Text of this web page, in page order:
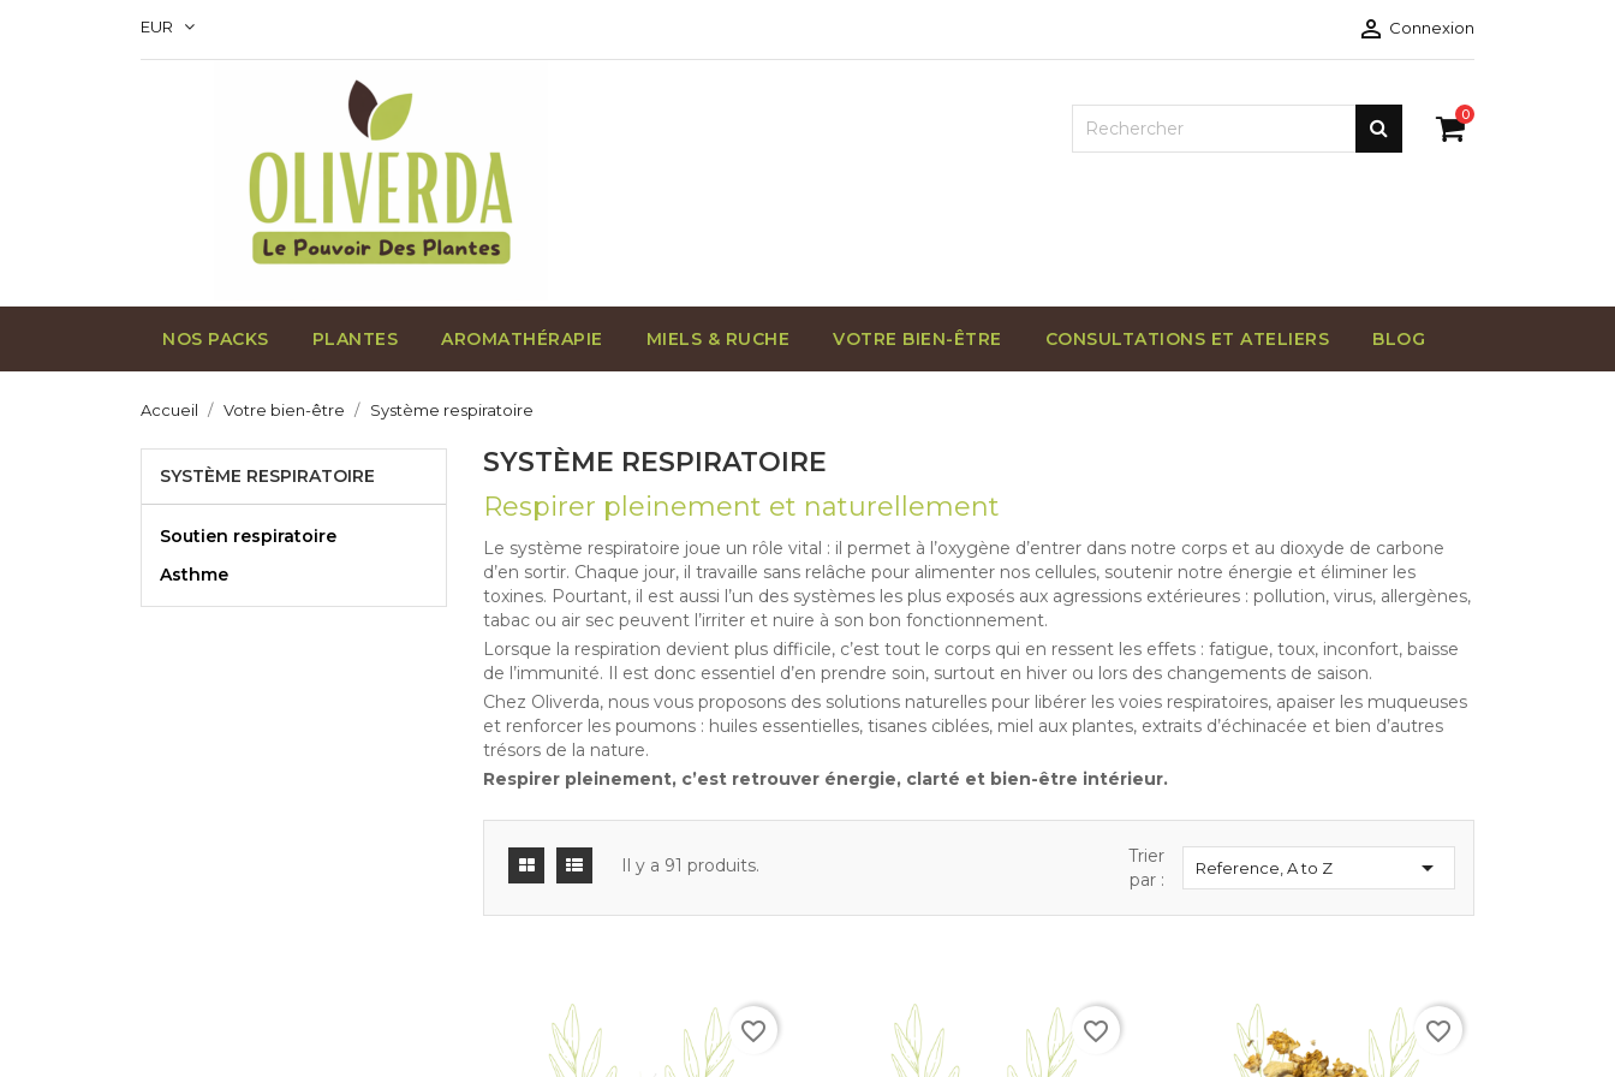
EUR  Connexion
0
NOS PACKS PLANTES AROMATHÉRAPIE MIELS & RUCHE VOTRE BIEN-ÊTRE CONSULTATIONS ET ATELIERS BLOG
Accueil Votre bien-être Système respiratoire
SYSTÈME RESPIRATOIRE
Soutien respiratoire
Asthme
SYSTÈME RESPIRATOIRE
Respirer pleinement et naturellement
Le système respiratoire joue un rôle vital : il permet à l’oxygène d’entrer dans notre corps et au dioxyde de carbone
d’en sortir. Chaque jour, il travaille sans relâche pour alimenter nos cellules, soutenir notre énergie et éliminer les
toxines. Pourtant, il est aussi l’un des systèmes les plus exposés aux agressions extérieures : pollution, virus, allergènes,
tabac ou air sec peuvent l’irriter et nuire à son bon fonctionnement.
Lorsque la respiration devient plus difficile, c’est tout le corps qui en ressent les effets : fatigue, toux, inconfort, baisse
de l’immunité. Il est donc essentiel d’en prendre soin, surtout en hiver ou lors des changements de saison.
Chez Oliverda, nous vous proposons des solutions naturelles pour libérer les voies respiratoires, apaiser les muqueuses
et renforcer les poumons : huiles essentielles, tisanes ciblées, miel aux plantes, extraits d’échinacée et bien d’autres
trésors de la nature.
Respirer pleinement, c’est retrouver énergie, clarté et bien-être intérieur.
Il y a 91 produits.
Trier
par :
Reference, A to Z 
favorite_border favorite_border favorite_border